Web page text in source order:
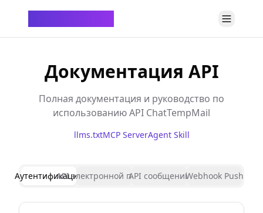
Документация API
Полная документация и руководство по
использованию API ChatTempMail
llms.txtMCP ServerAgent Skill
АутентификацияAPI электронной почтыAPI сообщенийWebhook Push